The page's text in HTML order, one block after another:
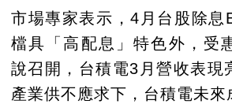
市場專家表示，4月台股除息
檔具「高配息」特色外，受
說召開，台積電3月營收表現
產業供不應求下，台積電未來